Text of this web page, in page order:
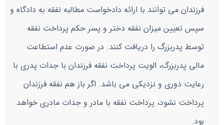
فرزندان می توانند با ارائه دادخواست مطالبه نفقه به دادگاه و
سپس تعیین میزان نفقه دختر و پسر حکم پرداخت نفقه
توسط پدربزرگ را دریافت کنند. در صورت عدم استطاعت
مالی پدربزرگ، الویت پرداخت نفقه فرزندان با جدات پدری با
رعایت دوری و نزدیکی می باشد. اگر باز هم نفقه فرزندان
پرداخت نشود، پرداخت نفقه با مادر و جدات مادری خواهد
بود.